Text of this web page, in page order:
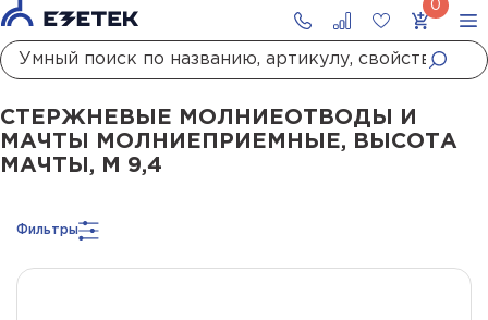
ГлавнаяКаталог Стержневые молниеотводы и мачты
СТЕРЖНЕВЫЕ МОЛНИЕОТВОДЫ И
МАЧТЫ МОЛНИЕПРИЕМНЫЕ, ВЫСОТА
МАЧТЫ, М 9,4
Фильтры